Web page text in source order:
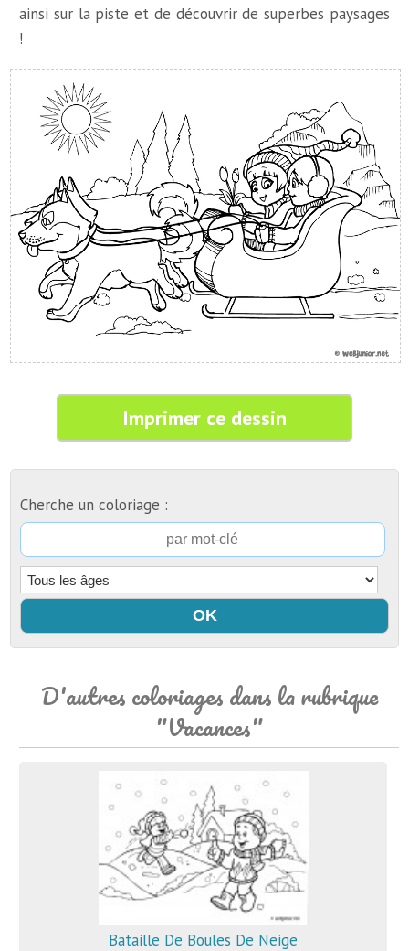
ainsi sur la piste et de découvrir de superbes paysages
!
Imprimer ce dessin
Cherche un coloriage :
D'autres coloriages dans la rubrique
"Vacances"
Bataille De Boules De Neige